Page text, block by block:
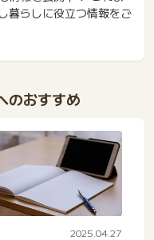
暮らしに役立つ情報をご
のおすすめ
2025.04.27